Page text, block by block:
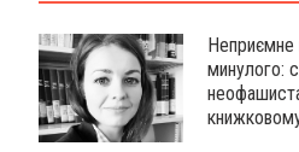
Неприємне
минулого: